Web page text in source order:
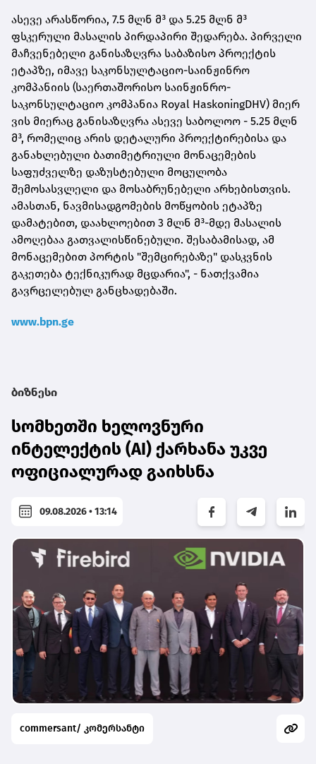
ასევე არასწორია, 7.5 მლნ მ³ და 5.25 მლნ მ³
ფსკერული მასალის პირდაპირი შედარება. პირველი
მაჩვენებელი განისაზღვრა საბაზისო პროექტის
ეტაპზე, იმავე საკონსულტაციო-საინჟინრო
კომპანიის (საერთაშორისო საინჟინრო-
საკონსულტაციო კომპანია Royal HaskoningDHV) მიერ
ვის მიერაც განისაზღვრა ასევე საბოლოო - 5.25 მლნ
მ³, რომელიც არის დეტალური პროექტირებისა და
განახლებული ბათიმეტრიული მონაცემების
საფუძველზე დაზუსტებული მოცულობა
შემოსასვლელი და მოსაბრუნებელი არხებისთვის.
ამასთან, ნავმისადგომების მოწყობის ეტაპზე
დამატებით, დაახლოებით 3 მლნ მ³-მდე მასალის
ამოღებაა გათვალისწინებული. შესაბამისად, ამ
მონაცემებით პორტის "შემცირებაზე" დასკვნის
გაკეთება ტექნიკურად მცდარია", - ნათქვამია
გავრცელებულ განცხადებაში.
www.bpn.ge
ბიზნესი
სომხეთში ხელოვნური
ინტელექტის (AI) ქარხანა უკვე
ოფიციალურად გაიხსნა
09.08.2026 • 13:14
commersant/ კომერსანტი